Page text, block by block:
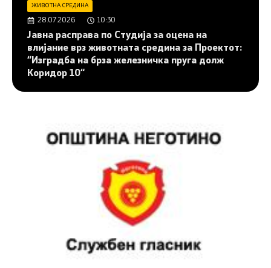
ЖИВОТНА СРЕДИНА
28.07.2026 10:30
Јавна расправа по Студија за оцена на
влијание врз животната средина за Проектот:
“Изградба на брза железничка пруга долж
Коридор 10“